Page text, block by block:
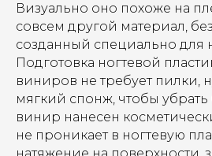
Визуально оно похоже на
совсем другой материал,
созданный специально для
Подготовка ногтевой
виниров не требует пилки,
мягкий спонж, чтобы убрать
винир нанесен
не проникает в ногтевую